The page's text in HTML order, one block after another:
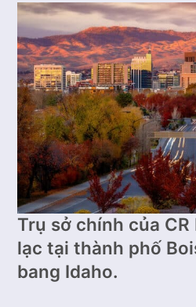
Trụ sở chính của
lạc tại thành phố
bang Idaho.